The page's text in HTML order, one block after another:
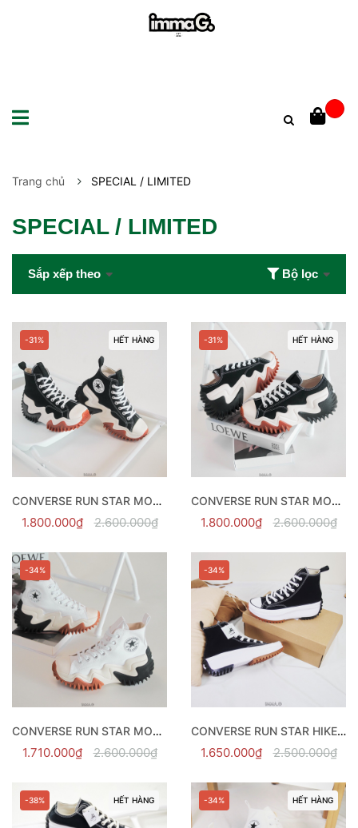
Trang chủ SPECIAL / LIMITED
SPECIAL / LIMITED
Sắp xếp theo Bộ lọc
-31% HẾT HÀNG
CONVERSE RUN STAR MOTION BLACK HI - 171545C
1.800.000₫ 2.600.000₫
-31% HẾT HÀNG
CONVERSE RUN STAR MOTION BLACK LOW - 172895C
1.800.000₫ 2.600.000₫
-34%
CONVERSE RUN STAR MOTION WHITE HI - 171546C
1.710.000₫ 2.600.000₫
-34%
CONVERSE RUN STAR HIKE BLACK HI - 166800V
1.650.000₫ 2.500.000₫
-38% HẾT HÀNG -34% HẾT HÀNG